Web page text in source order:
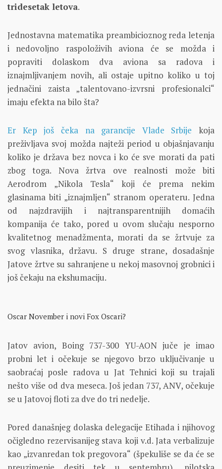
tridesetak letova.
Jednostavna matematika preambicioznog reda letenja
i nedovoljno raspoloživih aviona će se možda i
popraviti dolaskom dva aviona sa radova i
iznajmljivanjem novih, ali ostaje upitno koliko u toj
jednačini zaista „talentovano-izvrsni profesionalci“
imaju efekta na bilo šta?
Er Kep još čeka na garancije Vlade Srbije koja
preživljava svoj možda najteži period u objašnjavanju
koliko je država bez novca i ko će sve morati da pati
zbog toga. Nova žrtva ove realnosti može biti
Aerodrom „Nikola Tesla“ koji će prema nekim
glasinama biti „iznajmljen“ stranom operateru. Jedna
od najzdravijih i najtransparentnijih domaćih
kompanija će tako, pored u ovom slučaju nesporno
kvalitetnog menadžmenta, morati da se žrtvuje za
svog vlasnika, državu. S druge strane, dosadašnje
Jatove žrtve su sahranjene u nekoj masovnoj grobnici i
još čekaju na ekshumaciju.
Oscar November i novi Fox Oscari?
Jatov avion, Boing 737-300 YU-AON juče je imao
probni let i očekuje se njegovo brzo uključivanje u
saobraćaj posle radova u Jat Tehnici koji su trajali
nešto više od dva meseca. Još jedan 737, ANV, očekuje
se u Jatovoj floti za dve do tri nedelje.
Pored današnjeg dolaska delegacije Etihada i njihovog
očigledno rezervisanijeg stava koji v.d. Jata verbalizuje
kao „izvanredan tok pregovora“ (špekuliše se da će se